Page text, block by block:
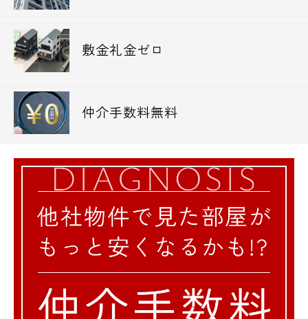
敷金礼金ゼロ
仲介手数料無料
メールでお問い合わせ